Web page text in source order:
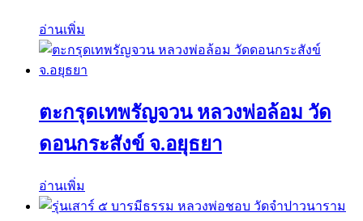
อ่านเพิ่ม
ตะกรุดเทพรัญจวน หลวงพ่อล้อม วัด
ดอนกระสังข์ จ.อยุธยา
อ่านเพิ่ม